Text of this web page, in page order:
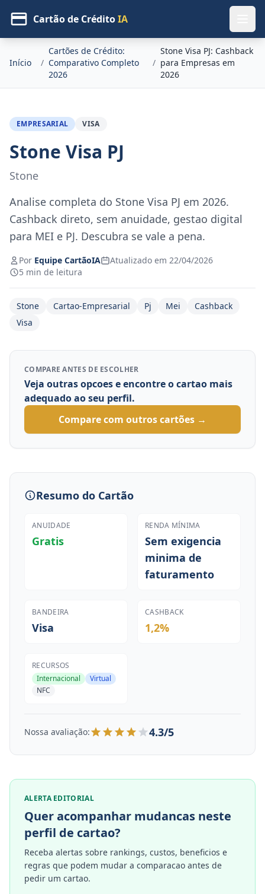
Cartão de CréditoIA
Início /
Cartões de Crédito:
Comparativo Completo
2026
/
Stone Visa PJ: Cashback
para Empresas em
2026
EMPRESARIAL VISA
Stone Visa PJ
Stone
Analise completa do Stone Visa PJ em 2026.
Cashback direto, sem anuidade, gestao digital
para MEI e PJ. Descubra se vale a pena.
Por Equipe CartãoIA
Atualizado em 22/04/2026
5 min de leitura
Stone Cartao-Empresarial Pj Mei
Cashback
Visa
COMPARE ANTES DE ESCOLHER
Veja outras opcoes e encontre o cartao mais
adequado ao seu perfil.
Compare com outros cartões →
Resumo do Cartão
ANUIDADE
Gratis
RENDA MÍNIMA
Sem exigencia
minima de
faturamento
BANDEIRA
Visa
CASHBACK
1,2%
RECURSOS
Internacional
Virtual
NFC
Nossa avaliação: 4.3/5
ALERTA EDITORIAL
Quer acompanhar mudancas neste
perfil de cartao?
Receba alertas sobre rankings, custos, beneficios e
regras que podem mudar a comparacao antes de
pedir um cartao.